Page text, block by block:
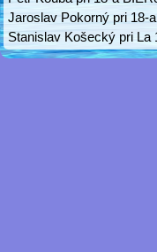
Jaroslav Pokorný pri 18-
Stanislav Košecký pri La